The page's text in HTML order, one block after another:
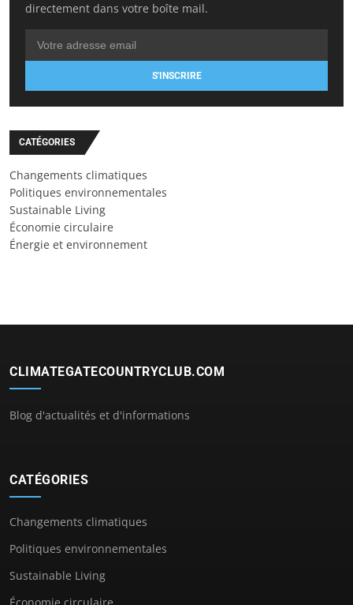
directement dans votre boîte mail.
S'INSCRIRE
CATÉGORIES
Changements climatiques
Politiques environnementales
Sustainable Living
Économie circulaire
Énergie et environnement
CLIMATEGATECOUNTRYCLUB.COM
Blog d'actualités et d'informations
CATÉGORIES
Changements climatiques
Politiques environnementales
Sustainable Living